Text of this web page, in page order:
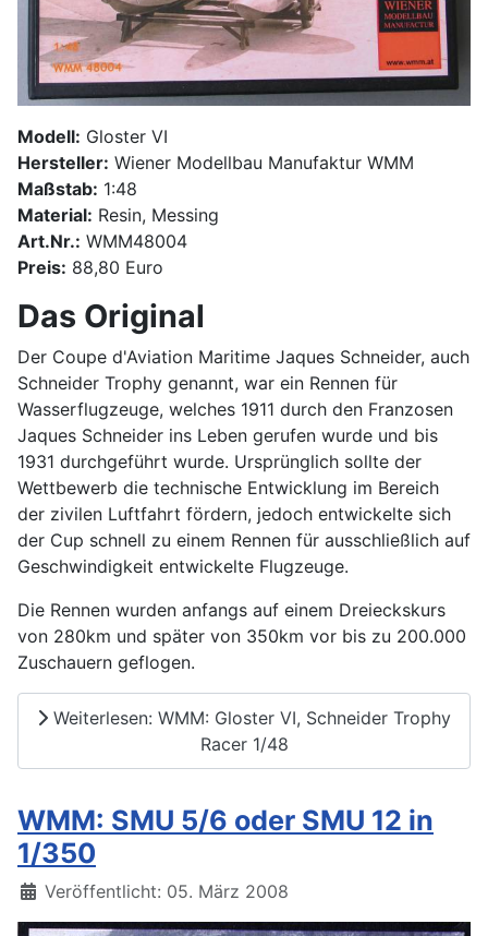
Modell: Gloster VI
Hersteller: Wiener Modellbau Manufaktur WMM
Maßstab: 1:48
Material: Resin, Messing
Art.Nr.: WMM48004
Preis: 88,80 Euro
Das Original
Der Coupe d'Aviation Maritime Jaques Schneider, auch
Schneider Trophy genannt, war ein Rennen für
Wasserflugzeuge, welches 1911 durch den Franzosen
Jaques Schneider ins Leben gerufen wurde und bis
1931 durchgeführt wurde. Ursprünglich sollte der
Wettbewerb die technische Entwicklung im Bereich
der zivilen Luftfahrt fördern, jedoch entwickelte sich
der Cup schnell zu einem Rennen für ausschließlich auf
Geschwindigkeit entwickelte Flugzeuge.
Die Rennen wurden anfangs auf einem Dreieckskurs
von 280km und später von 350km vor bis zu 200.000
Zuschauern geflogen.
Weiterlesen: WMM: Gloster VI, Schneider Trophy
Racer 1/48
WMM: SMU 5/6 oder SMU 12 in
1/350
Details
Veröffentlicht: 05. März 2008